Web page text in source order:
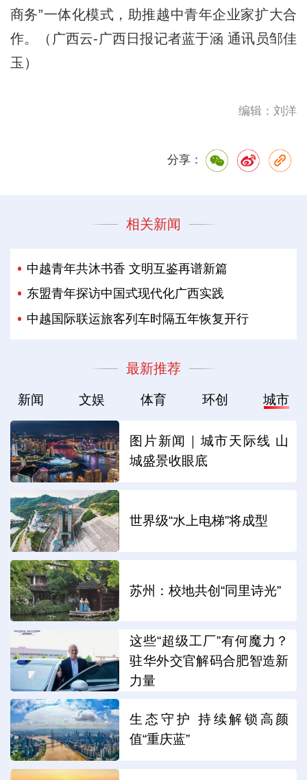
商务”一体化模式，助推越中青年企业家扩大合
作。（广西云-广西日报记者蓝于涵 通讯员邹佳
玉）
编辑：刘洋
分享：
相关新闻
中越青年共沐书香 文明互鉴再谱新篇
东盟青年探访中国式现代化广西实践
中越国际联运旅客列车时隔五年恢复开行
最新推荐
新闻 文娱 体育 环创 城市
图片新闻｜城市天际线 山
城盛景收眼底
世界级“水上电梯”将成型
苏州：校地共创“同里诗光”
这些“超级工厂”有何魔力？
驻华外交官解码合肥智造新
力量
生态守护 持续解锁高颜
值“重庆蓝”